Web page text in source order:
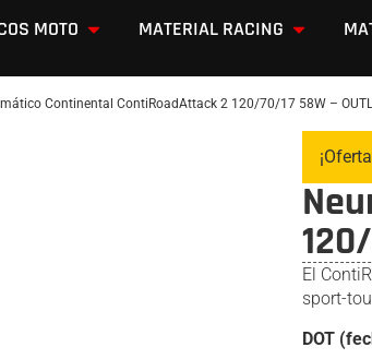
MOTO MATERIAL RACING
Continental ContiRoadAttack 2 120/70/17 58W –
El
sport-
DOT